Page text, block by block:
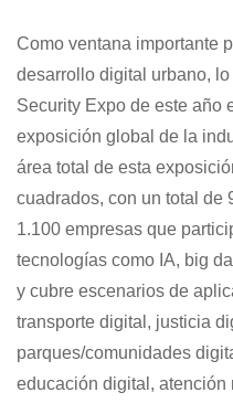
Como ventana importante
desarrollo digital urbano,
Security Expo de este año
exposición global de la
área total de esta
cuadrados, con un total de
1.100 empresas que
tecnologías como IA, big
y cubre escenarios de
transporte digital, justicia
parques/comunidades
educación digital,